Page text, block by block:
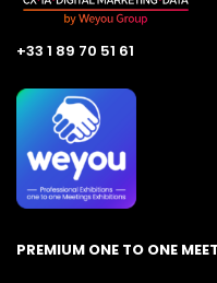
+33 1 89 70 51 61
PREMIUM ONE TO ONE